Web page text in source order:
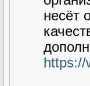
несёт
https://